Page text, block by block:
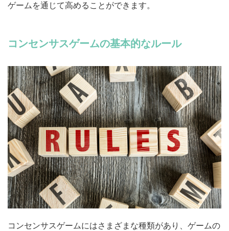
ゲームを通じて高めることができます。
コンセンサスゲームの基本的なルール
コンセンサスゲームにはさまざまな種類があり、ゲームの